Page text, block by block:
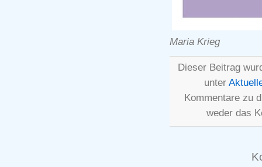
Maria Krieg
Dieser Beitrag
unter
Kommentare zu
weder das